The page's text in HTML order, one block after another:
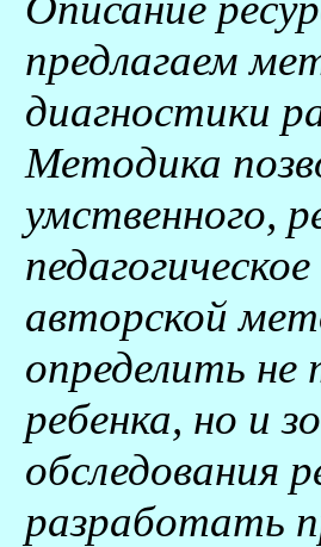
предлагаем
диагностики
Методика
умственного,
авторской
определить не
ребенка, но и
обследования
разработать